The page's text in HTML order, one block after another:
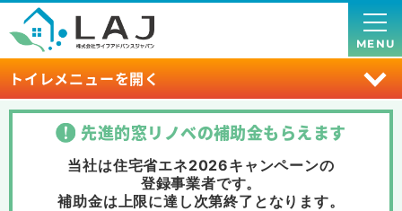
トイレメニューを開く
MENU
先進的窓リノベの補助金もらえます
当社は住宅省エネ2026キャンペーンの
登録事業者です。
補助金は上限に達し次第終了 となります。